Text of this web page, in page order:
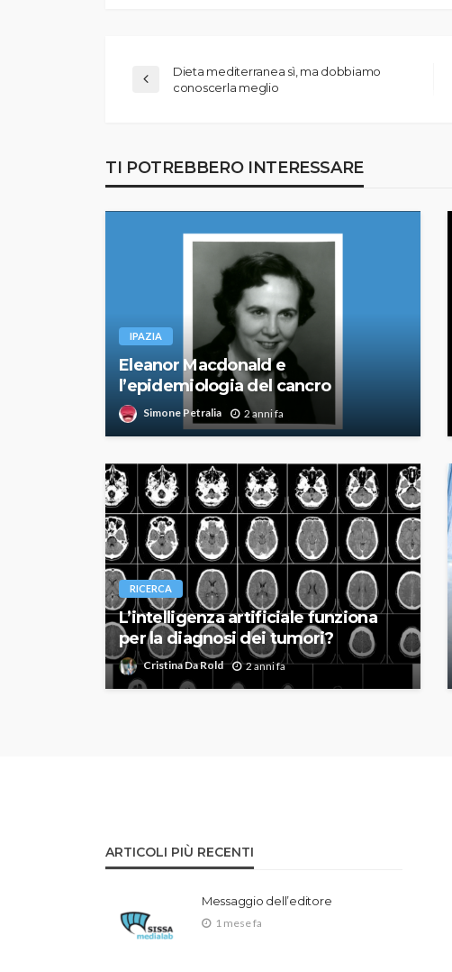
Dieta mediterranea sì, ma dobbiamo
conoscerla meglio
TI POTREBBERO INTERESSARE
IPAZIA
Eleanor Macdonald e
l’epidemiologia del cancro
Simone Petralia 2 anni fa
RICERCA
L’intelligenza artificiale funziona
per la diagnosi dei tumori?
Cristina Da Rold 2 anni fa
ARTICOLI PIÙ RECENTI
Messaggio dell’editore
1 mese fa